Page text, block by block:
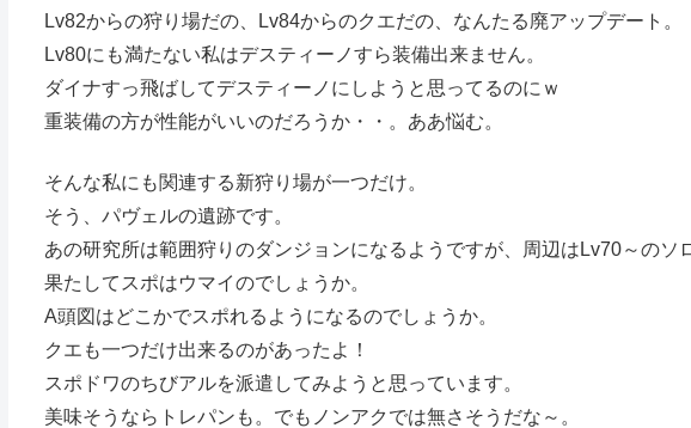
Lv82からの狩り場だの、Lv84からのクエだの、なんたる廃アップデート。
Lv80にも満たない私はデスティーノすら装備出来ません。
ダイナすっ飛ばしてデスティーノにしようと思ってるのにｗ
重装備の方が性能がいいのだろうか・・。ああ悩む。
そんな私にも関連する新狩り場が一つだけ。
そう、パヴェルの遺跡です。
あの研究所は範囲狩りのダンジョンになるようですが、周辺はLv70～のソ
果たしてスポはウマイのでしょうか。
A頭図はどこかでスポれるようになるのでしょうか。
クエも一つだけ出来るのがあったよ！
スポドワのちびアルを派遣してみようと思っています。
美味そうならトレパンも。でもノンアクでは無さそうだな～。